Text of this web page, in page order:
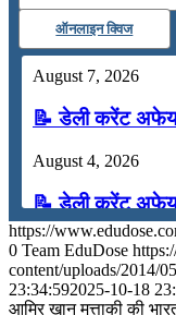
टुडेज जीके
Menu Menu
ऑनलाइन क्विज
August 7, 2026
📝 डेली करेंट
August 4, 2026
📝 डेली करेंट
July 31, 2026
📝 डेली करेंट
https://
0 Team EduDose
content/uploads/2014/
23:34:592025-10-18
आमिर खान मुत्ताकी की